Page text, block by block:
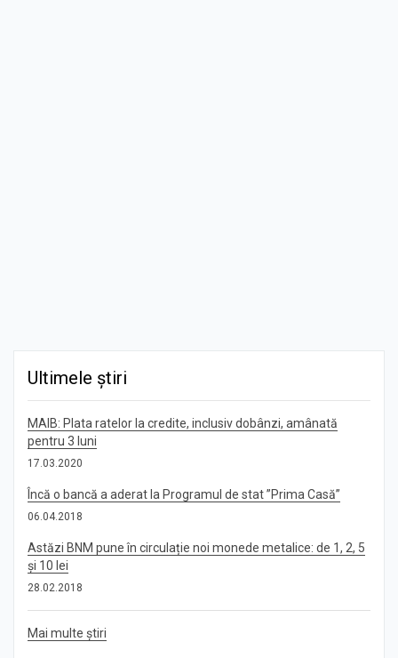
Ultimele știri
MAIB: Plata ratelor la credite, inclusiv dobânzi, amânată
pentru 3 luni
17.03.2020
Încă o bancă a aderat la Programul de stat ”Prima Casă”
06.04.2018
Astăzi BNM pune în circulație noi monede metalice: de 1, 2, 5
și 10 lei
28.02.2018
Mai multe știri